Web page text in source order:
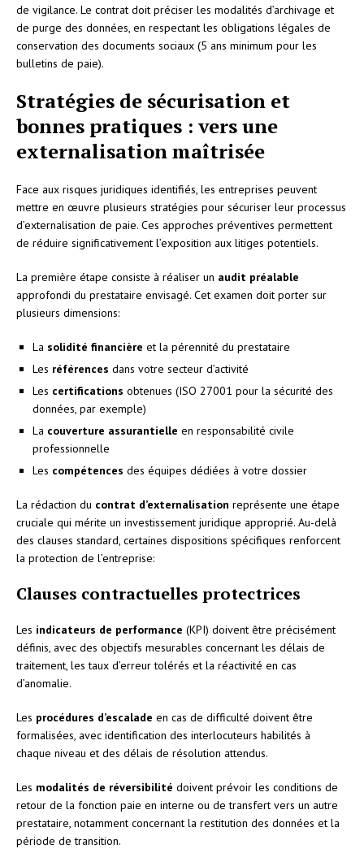
de vigilance. Le contrat doit préciser les modalités d’archivage et
de purge des données, en respectant les obligations légales de
conservation des documents sociaux (5 ans minimum pour les
bulletins de paie).
Stratégies de sécurisation et
bonnes pratiques : vers une
externalisation maîtrisée
Face aux risques juridiques identifiés, les entreprises peuvent
mettre en œuvre plusieurs stratégies pour sécuriser leur processus
d’externalisation de paie. Ces approches préventives permettent
de réduire significativement l’exposition aux litiges potentiels.
La première étape consiste à réaliser un audit préalable
approfondi du prestataire envisagé. Cet examen doit porter sur
plusieurs dimensions:
La solidité financière et la pérennité du prestataire
Les références dans votre secteur d’activité
Les certifications obtenues (ISO 27001 pour la sécurité des
données, par exemple)
La couverture assurantielle en responsabilité civile
professionnelle
Les compétences des équipes dédiées à votre dossier
La rédaction du contrat d’externalisation représente une étape
cruciale qui mérite un investissement juridique approprié. Au-delà
des clauses standard, certaines dispositions spécifiques renforcent
la protection de l’entreprise:
Clauses contractuelles protectrices
Les indicateurs de performance (KPI) doivent être précisément
définis, avec des objectifs mesurables concernant les délais de
traitement, les taux d’erreur tolérés et la réactivité en cas
d’anomalie.
Les procédures d’escalade en cas de difficulté doivent être
formalisées, avec identification des interlocuteurs habilités à
chaque niveau et des délais de résolution attendus.
Les modalités de réversibilité doivent prévoir les conditions de
retour de la fonction paie en interne ou de transfert vers un autre
prestataire, notamment concernant la restitution des données et la
période de transition.